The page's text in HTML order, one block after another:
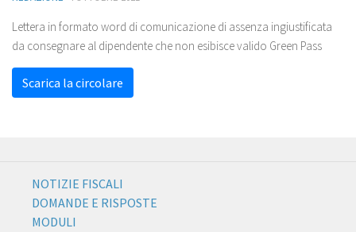
Lettera in formato word di comunicazione di assenza ingiustificata
da consegnare al dipendente che non esibisce valido Green Pass
Scarica la circolare
NOTIZIE FISCALI
DOMANDE E RISPOSTE
MODULI